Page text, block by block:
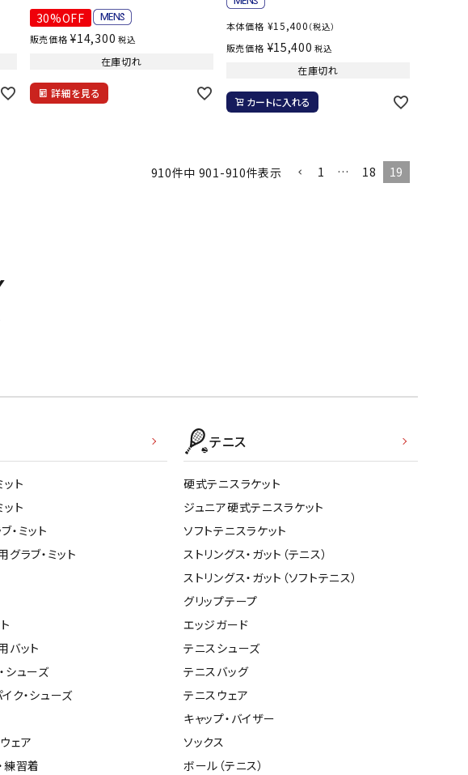
その他アクセサリー
トレーニング用品
トレーニング用品
アウトドア
メンズアウトドアウェア
アウトドアシューズ
/カジ
テーブル・チェア関連
バーベキュー・焚き火
ベット・マット・シート
Real Stone ReefTourer ryka
YASAKA
30%OFF
販売価格 ¥14,300 税込
在庫切れ
詳細を見る
本体価格 ¥15,400 （税込）
販売価格 ¥15,400 税込
在庫切れ
カートに入れる
910件中 901 -910件表示 1 … 18 19
ト
ト
・ミット
グラブ・ミット
バット
シューズ
ク・シューズ
ェア
練習着
テニス
硬式テニスラケット
ジュニア硬式テニスラケット
ソフトテニスラケット
ストリングス・ガット（テニス）
ストリングス・ガット（ソフトテニス）
グリップテープ
エッジガード
テニスシューズ
テニスバッグ
テニスウェア
キャップ・バイザー
ソックス
ボール（テニス）